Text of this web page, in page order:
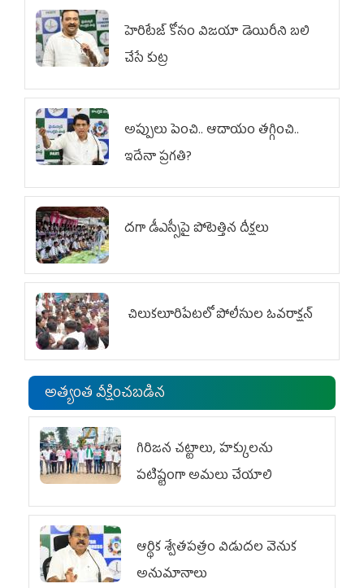
హెరిటేజ్ కోసం విజయా డెయిరీని బలి
చేసే కుట్ర‌
అప్పులు పెంచి.. ఆదాయం తగ్గించి..
ఇదేనా ప్రగతి?
దగా డీఎస్సీపై పోటెత్తిన దీక్షలు
చిలుక‌లూరిపేట‌లో పోలీసుల ఓవ‌రాక్ష‌న్‌
అత్యంత వీక్షించబడిన
గిరిజన చట్టాలు, హక్కులను
పటిష్టంగా అమలు చేయాలి
ఆర్థిక శ్వేతపత్రం విడుదల వెనుక
అనుమానాలు